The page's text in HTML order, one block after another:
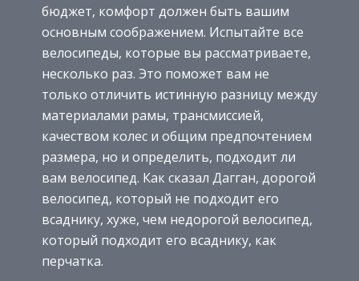
бюджет, комфорт должен быть вашим
основным соображением. Испытайте все
велосипеды, которые вы рассматриваете,
несколько раз. Это поможет вам не
только отличить истинную разницу между
материалами рамы, трансмиссией,
качеством колес и общим предпочтением
размера, но и определить, подходит ли
вам велосипед. Как сказал Дагган, дорогой
велосипед, который не подходит его
всаднику, хуже, чем недорогой велосипед,
который подходит его всаднику, как
перчатка.